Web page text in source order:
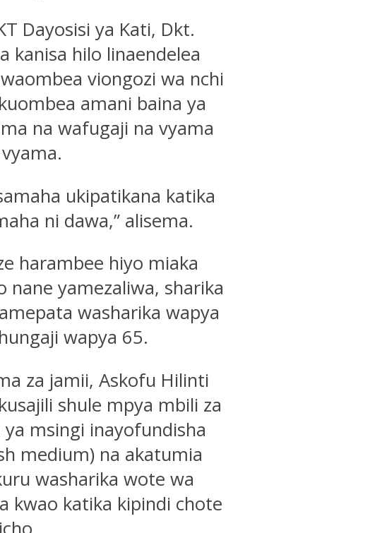
Dayosisi ya Kati, Dkt.
kanisa hilo linaendelea
viongozi wa nchi
amani baina ya
na wafugaji na vyama
ukipatikana katika
ni dawa,” alisema.
harambee hiyo miaka
yamezaliwa, sharika
washarika wapya
wapya 65.
za jamii, Askofu Hilinti
shule mpya mbili za
msingi inayofundisha
medium) na akatumia
washarika wote wa
kwao katika kipindi chote